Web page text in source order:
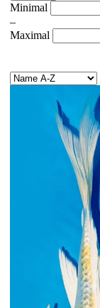
Minimal
–
Maximal